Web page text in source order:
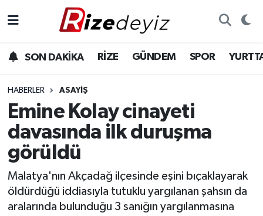
SON DAKİKA RİZE GÜNDEM SPOR
HABERLER ASAYIŞ
Emine Kolay cinayeti
davasında ilk duruşma
görüldü
Malatya'nın Akçadağ ilçesinde eşini bıçaklayarak
öldürdüğü iddiasıyla tutuklu yargılanan şahsın da
aralarında bulunduğu 3 sanığın yargılanmasına
Gündem
Yurttan Haberler
Ekonomi
Sağlık
Rize Hava Durumu
Rize Trafik Yoğunluk Haritası
Süper Lig Puan Durumu ve Fikstür
Son Dakika Haberleri